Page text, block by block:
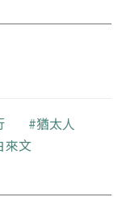
長機要，高中
女兒。平日喜
紛擾與衝突，
，什麼也都不
猶太人
來文